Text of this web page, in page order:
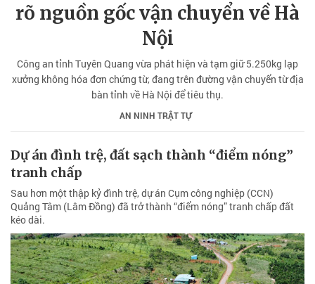
rõ nguồn gốc vận chuyển về Hà
Nội
Công an tỉnh Tuyên Quang vừa phát hiện và tạm giữ 5.250kg lạp
xưởng không hóa đơn chứng từ, đang trên đường vận chuyển từ địa
bàn tỉnh về Hà Nội để tiêu thụ.
AN NINH TRẬT TỰ
Dự án đình trệ, đất sạch thành “điểm nóng”
tranh chấp
Sau hơn một thập kỷ đình trệ, dự án Cụm công nghiệp (CCN)
Quảng Tâm (Lâm Đồng) đã trở thành “điểm nóng” tranh chấp đất
kéo dài.